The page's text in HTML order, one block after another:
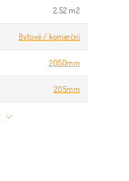
2,52 m2
Bytové / komerční
2050mm
205mm